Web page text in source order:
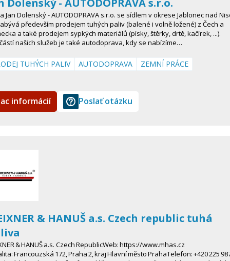
Jan Dolenský - AUTODOPRAVA s.r.o. se sídlem v okrese Jablonec nad
především prodejem tuhých paliv (balené i volně ložené) z Čech a
a také prodejem sypkých materiálů (písky, štěrky, drtě, kačírek, ...).
našich služeb je také autodoprava, kdy se nabízíme…
TUHÝCH PALIV AUTODOPRAVA ZEMNÍ PRÁCE
informácií Poslať otázku
& HANUŠ a.s. Czech republic tuhá
& HANUŠ a.s. Czech RepublicWeb: https://www.mhas.cz
Francouzská 172, Praha 2, kraj Hlavní město PrahaTelefon: +420 225